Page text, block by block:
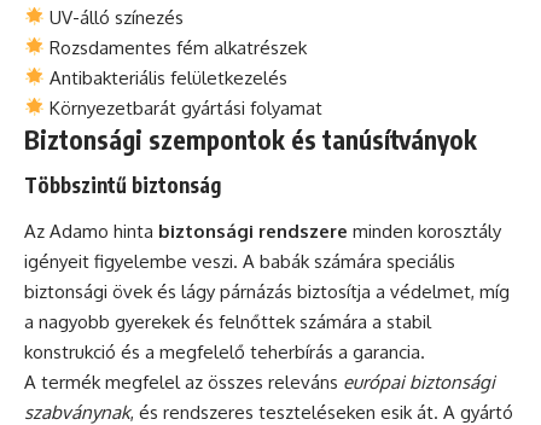
UV-álló színezés
Rozsdamentes fém alkatrészek
Antibakteriális felületkezelés
Környezetbarát gyártási folyamat
Biztonsági szempontok és tanúsítványok
Többszintű biztonság
Az Adamo hinta biztonsági rendszere minden korosztály
igényeit figyelembe veszi. A babák számára speciális
biztonsági övek és lágy párnázás biztosítja a védelmet, míg
a nagyobb gyerekek és felnőttek számára a stabil
konstrukció és a megfelelő teherbírás a garancia.
A termék megfelel az összes releváns európai biztonsági
szabványnak, és rendszeres teszteléseken esik át. A gyártó